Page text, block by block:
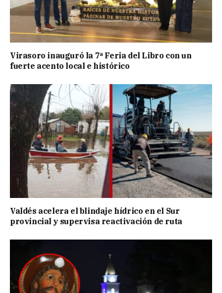
Virasoro inauguró la 7ª Feria del Libro con un
fuerte acento local e histórico
Valdés acelera el blindaje hídrico en el Sur
provincial y supervisa reactivación de ruta